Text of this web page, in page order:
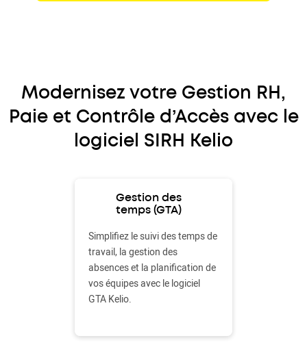
Modernisez votre Gestion RH,
Paie et Contrôle d’Accès avec le
logiciel SIRH Kelio
Gestion des
temps (GTA)
Simplifiez le suivi des temps de
travail, la gestion des
absences et la planification de
vos équipes avec le logiciel
GTA Kelio.